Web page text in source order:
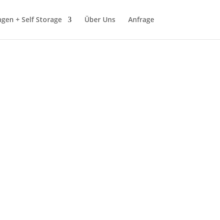
+ Self Storage Über Uns Anfrage